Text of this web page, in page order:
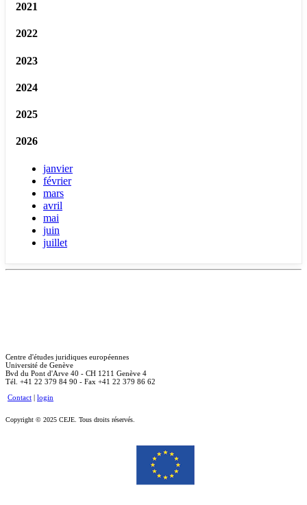
2021
2022
2023
2024
2025
2026
janvier
février
mars
avril
mai
juin
juillet
Centre d'études juridiques européennes
Université de Genève
Bvd du Pont d'Arve 40 - CH 1211 Genève 4
Tél. +41 22 379 84 90 - Fax +41 22 379 86 62
Contact | login
Copyright © 2025 CEJE. Tous droits réservés.